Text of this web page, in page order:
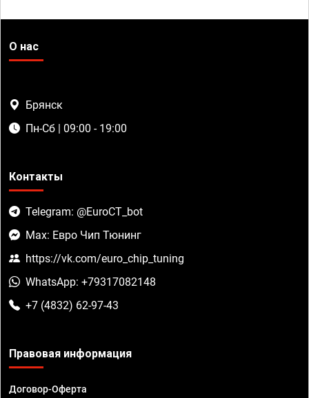
О нас
Брянск
Пн-Сб | 09:00 - 19:00
Контакты
Telegram: @EuroCT_bot
Max: Евро Чип Тюнинг
https://vk.com/euro_chip_tuning
WhatsApp: +79317082148
+7 (4832) 62-97-43
Правовая информация
Договор-Оферта